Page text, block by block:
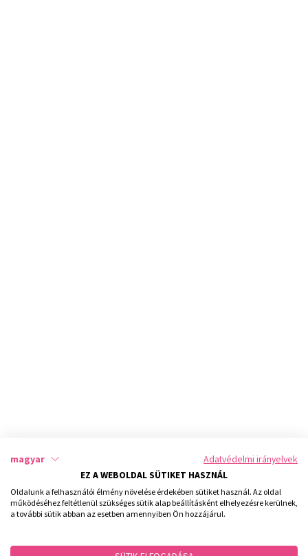
magyar
Adatvédelmi irányelvek
EZ A WEBOLDAL SÜTIKET HASZNÁL
Oldalunk a felhasználói élmény növelése érdekében sütiket használ. Az oldal
működéséhez feltétlenül szükséges sütik alap beállításként elhelyezésre kerülnek,
a további sütik abban az esetben amennyiben Ön hozzájárul.